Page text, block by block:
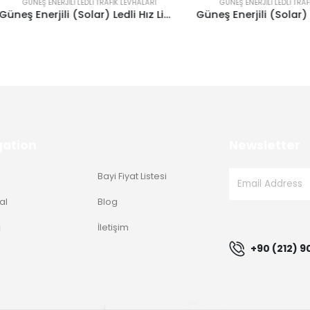
ENERJILI LEDLI TRAFIK LEVHALARI
Güneş Enerjili (Solar) Ledli Hız Limiti 70 km/h Levhası 60×60 cm
GÜNEŞ ENERJILI LEDLI TRAFIK
Bayi Fiyat Listesi
Blog
İletişim
+90 (212)